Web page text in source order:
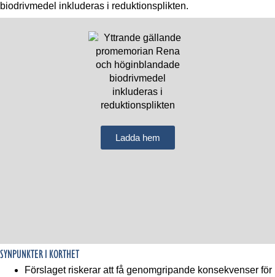
biodrivmedel inkluderas i reduktionsplikten.
Ladda hem
SYNPUNKTER I KORTHET
Förslaget riskerar att få genomgripande konsekvenser för